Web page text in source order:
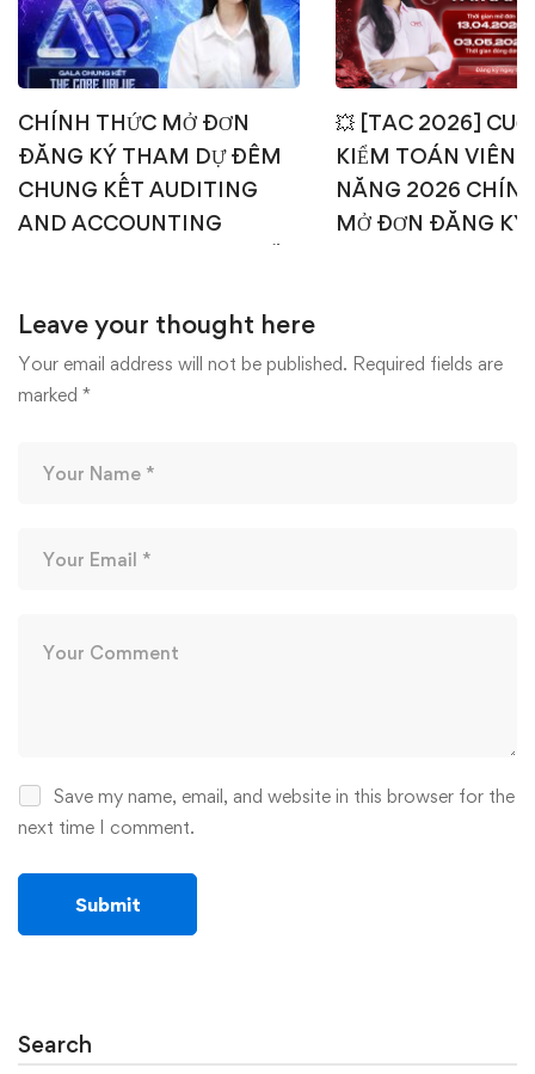
CHÍNH THỨC MỞ ĐƠN
ĐĂNG KÝ THAM DỰ ĐÊM
CHUNG KẾT AUDITING
AND ACCOUNTING
CAO NHẤT? 🎉🏆
22/04/2026
💥 [TAC 2026]
KIỂM TOÁN VIÊN
NĂNG 2026
MỞ ĐƠN ĐĂNG KÝ
Leave your thought here
Your email address will not be published. Required fields are
marked *
Save my name, email, and website in this browser for the
next time I comment.
Search